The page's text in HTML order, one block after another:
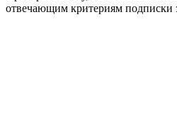
отвечающим критериям подписки